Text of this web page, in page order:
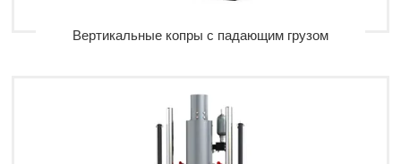
Вертикальные копры с падающим грузом